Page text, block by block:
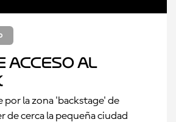
acceso al
por la zona 'backstage' de
de cerca la pequeña ciudad